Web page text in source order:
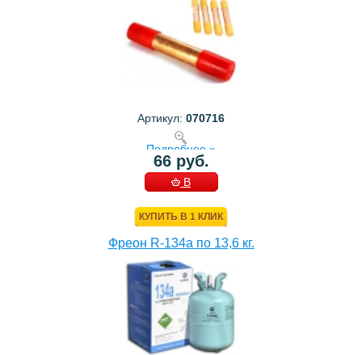
Артикул: 070716
Подробнее »
66 руб.
В
КУПИТЬ В 1 КЛИК
Фреон R-134a по 13,6 кг.